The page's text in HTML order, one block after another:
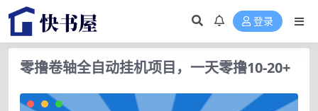
登录
零撸卷轴全自动挂机项目，一天零撸10-20+